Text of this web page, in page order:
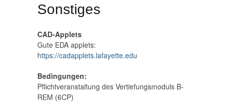
Sonstiges
CAD-Applets
Gute EDA applets:
https://cadapplets.lafayette.edu
Bedingungen:
Pflichtveranstaltung des Vertiefungsmoduls B-
REM (6CP)